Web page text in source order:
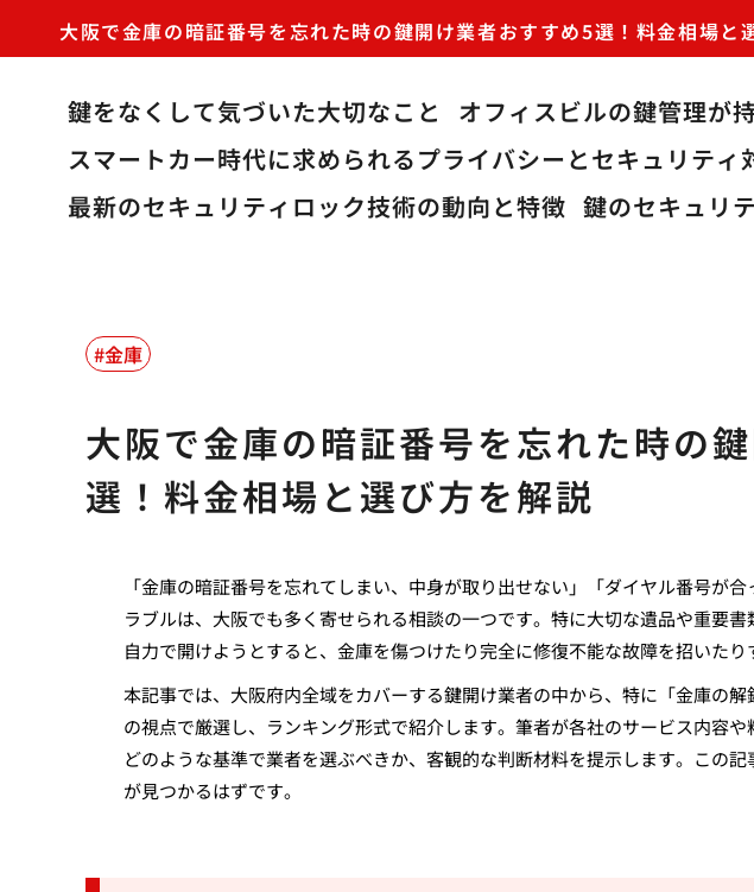
大阪で金庫の暗証番号を忘れた時の鍵開け業者おすすめ5選！料金相場と
鍵をなくして気づいた大切なこと
オフィスビルの鍵管理が
スマートカー時代に求められるプライバシーとセキュリティ
最新のセキュリティロック技術の動向と特徴 鍵のセキュリ
金庫
大阪で金庫の暗証番号を忘れた時の
選！料金相場と選び方を解説
「金庫の暗証番号を忘れてしまい、中身が取り出せない」「ダイヤル番号が
ラブルは、大阪でも多く寄せられる相談の一つです。特に大切な遺品や重要
自力で開けようとすると、金庫を傷つけたり完全に修復不能な故障を招いたり
本記事では、大阪府内全域をカバーする鍵開け業者の中から、特に「金庫の
の視点で厳選し、ランキング形式で紹介します。筆者が各社のサービス内容や
どのような基準で業者を選ぶべきか、客観的な判断材料を提示します。この
が見つかるはずです。